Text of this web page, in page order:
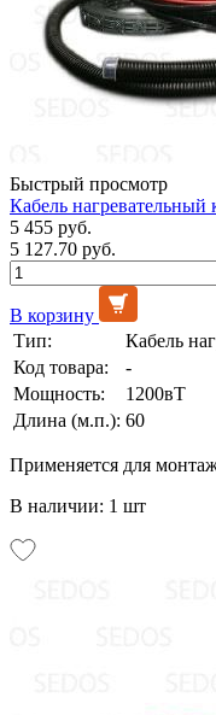
Быстрый просмотр
Кабель
5 455 руб.
5 127.70 руб.
В корзину
Тип:
Кабель
Код товара:
-
Мощность:
1200вТ
Длина (м.п.): 60
Применяется для
В наличии: 1 шт